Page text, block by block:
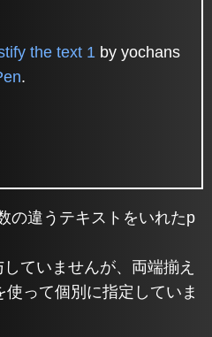
the text 1 by yochans
.
の違うテキストをいれたp
ていませんが、両端揃え
って個別に指定していま